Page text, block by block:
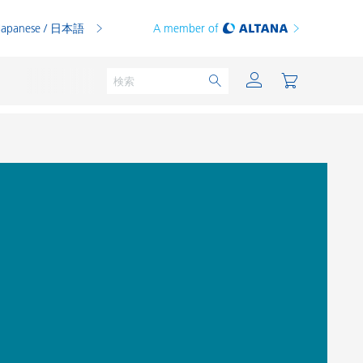
/ 日本語 A member of